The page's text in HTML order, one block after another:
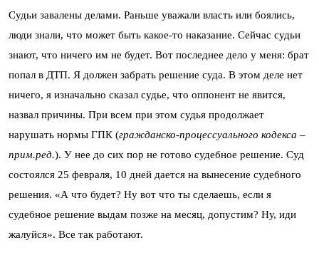
Судьи завалены делами. Раньше уважали власть или боялись,
люди знали, что может быть какое-то наказание. Сейчас судьи
знают, что ничего им не будет. Вот последнее дело у меня: брат
попал в ДТП. Я должен забрать решение суда. В этом деле нет
ничего, я изначально сказал судье, что оппонент не явится,
назвал причины. При всем при этом судья продолжает
нарушать нормы ГПК (гражданско-процессуального кодекса –
прим.ред.). У нее до сих пор не готово судебное решение. Суд
состоялся 25 февраля, 10 дней дается на вынесение судебного
решения. «А что будет? Ну вот что ты сделаешь, если я
судебное решение выдам позже на месяц, допустим? Ну, иди
жалуйся». Все так работают.